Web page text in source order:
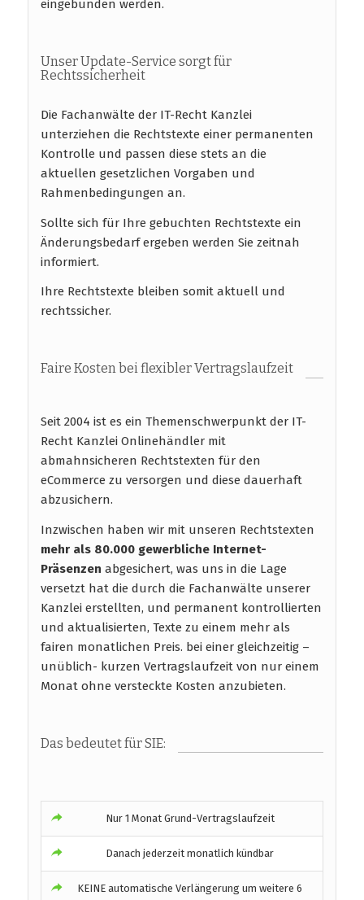
eingebunden werden.
Unser Update-Service sorgt für
Rechtssicherheit
Die Fachanwälte der IT-Recht Kanzlei
unterziehen die Rechtstexte einer permanenten
Kontrolle und passen diese stets an die
aktuellen gesetzlichen Vorgaben und
Rahmenbedingungen an.
Sollte sich für Ihre gebuchten Rechtstexte ein
Änderungsbedarf ergeben werden Sie zeitnah
informiert.
Ihre Rechtstexte bleiben somit aktuell und
rechtssicher.
Faire Kosten bei flexibler Vertragslaufzeit
Seit 2004 ist es ein Themenschwerpunkt der IT-
Recht Kanzlei Onlinehändler mit
abmahnsicheren Rechtstexten für den
eCommerce zu versorgen und diese dauerhaft
abzusichern.
Inzwischen haben wir mit unseren Rechtstexten
mehr als 80.000 gewerbliche Internet-
Präsenzen abgesichert, was uns in die Lage
versetzt hat die durch die Fachanwälte unserer
Kanzlei erstellten, und permanent kontrollierten
und aktualisierten, Texte zu einem mehr als
fairen monatlichen Preis. bei einer gleichzeitig –
unüblich- kurzen Vertragslaufzeit von nur einem
Monat ohne versteckte Kosten anzubieten.
Das bedeutet für SIE:
Nur 1 Monat Grund-Vertragslaufzeit
Danach jederzeit monatlich kündbar
KEINE automatische Verlängerung um weitere 6